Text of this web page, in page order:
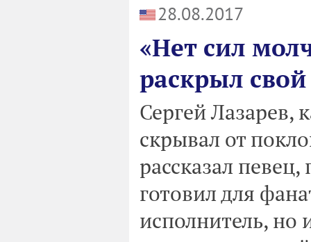
28.08.2017
«Нет сил
раскрыл
Сергей Лазарев,
скрывал от
рассказал
готовил для
исполнитель, но